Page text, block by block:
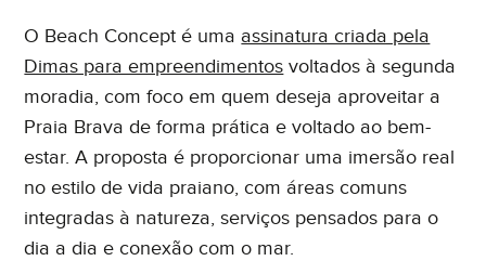
O Beach Concept é uma assinatura criada pela
Dimas para empreendimentos voltados à segunda
moradia, com foco em quem deseja aproveitar a
Praia Brava de forma prática e voltado ao bem-
estar. A proposta é proporcionar uma imersão real
no estilo de vida praiano, com áreas comuns
integradas à natureza, serviços pensados para o
dia a dia e conexão com o mar.